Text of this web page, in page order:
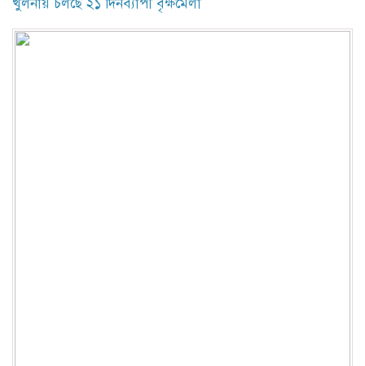
খুলনায় চলছে ২১ দিনব্যাপী বৃক্ষমেলা